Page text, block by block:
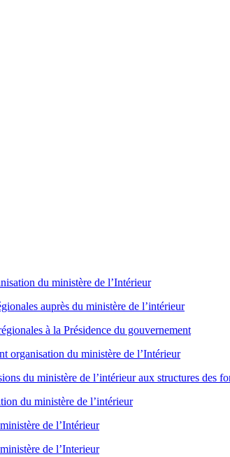
du ministère de l’Intérieur
auprès du ministère de l’intérieur
à la Présidence du gouvernement
organisation du ministère de l’Intérieur
du ministère de l’intérieur aux structures des
du ministère de l’intérieur
de l’Intérieur
de l’Interieur